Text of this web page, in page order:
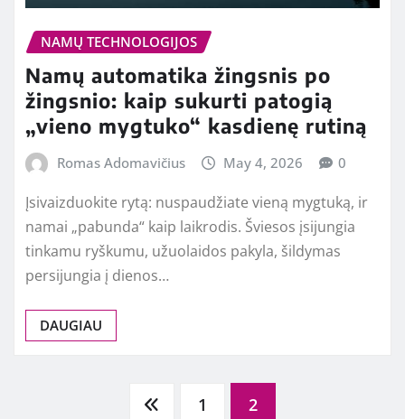
NAMŲ TECHNOLOGIJOS
Namų automatika žingsnis po
žingsnio: kaip sukurti patogią
„vieno mygtuko“ kasdienę rutiną
Romas Adomavičius May 4, 2026 0
Įsivaizduokite rytą: nuspaudžiate vieną mygtuką, ir
namai „pabunda“ kaip laikrodis. Šviesos įsijungia
tinkamu ryškumu, užuolaidos pakyla, šildymas
persijungia į dienos…
DAUGIAU
1 2